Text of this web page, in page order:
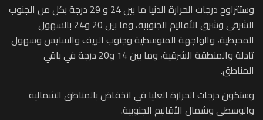
وستتراوح درجات الحرارة الدنيا ما بين 24 و 29 درجة بكل من الجنوب
الشرقي وشرق الأقاليم الجنوبية، وما بين 20 و24 بالسهول
المحيطية، والواجهة المتوسطية وجنوب الريف والسايس وسهول
تادلة والمنطقة الشرقية، وما بين 14 و20 درجة في باقي
المناطق.
وستكون درجات الحرارة العليا في انخفاض بالمناطق الشمالية
والوسطى وشمال الأقاليم الجنوبية.